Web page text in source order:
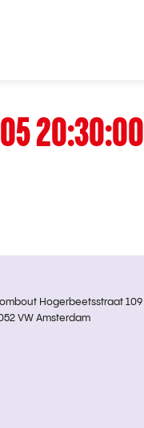
20:30:00
Hogerbeetsstraat
VW Amsterdam